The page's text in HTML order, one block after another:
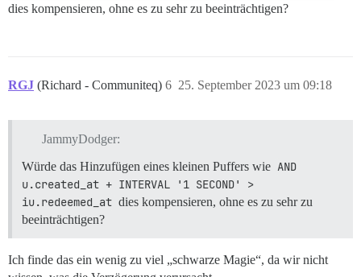
dies kompensieren, ohne es zu sehr zu beeinträchtigen?
RGJ (Richard - Communiteq) 25. September 2023 um 09:18
6
JammyDodger:
Würde das Hinzufügen eines kleinen Puffers wie AND
u.created_at + INTERVAL '1 SECOND' >
iu.redeemed_at dies kompensieren, ohne es zu sehr zu
beeinträchtigen?
Ich finde das ein wenig zu viel „schwarze Magie“, da wir nicht